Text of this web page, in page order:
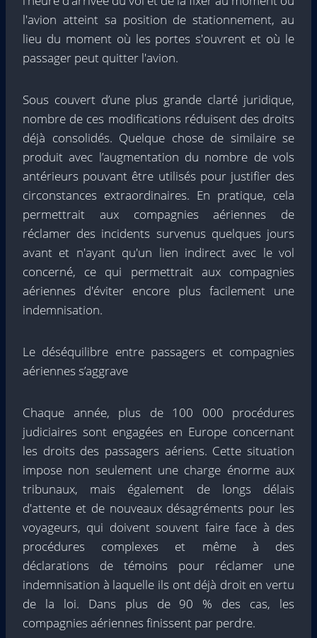
l'avion atteint sa position de stationnement, au
lieu du moment où les portes s'ouvrent et où le
passager peut quitter l'avion.
Sous couvert d’une plus grande clarté juridique,
nombre de ces modifications réduisent des droits
déjà consolidés. Quelque chose de similaire se
produit avec l’augmentation du nombre de vols
antérieurs pouvant être utilisés pour justifier des
circonstances extraordinaires. En pratique, cela
permettrait aux compagnies aériennes de
réclamer des incidents survenus quelques jours
avant et n'ayant qu'un lien indirect avec le vol
concerné, ce qui permettrait aux compagnies
aériennes d'éviter encore plus facilement une
indemnisation.
Le déséquilibre entre passagers et compagnies
aériennes s’aggrave
Chaque année, plus de 100 000 procédures
judiciaires sont engagées en Europe concernant
les droits des passagers aériens. Cette situation
impose non seulement une charge énorme aux
tribunaux, mais également de longs délais
d'attente et de nouveaux désagréments pour les
voyageurs, qui doivent souvent faire face à des
procédures complexes et même à des
déclarations de témoins pour réclamer une
indemnisation à laquelle ils ont déjà droit en vertu
de la loi. Dans plus de 90 % des cas, les
compagnies aériennes finissent par perdre.